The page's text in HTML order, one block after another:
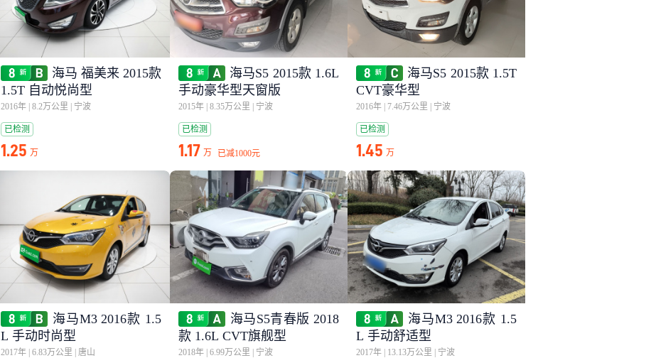
海马 福美来 2015款
1.5T 自动悦尚型
2016年 8.2万公里 宁波
已检测
1.25 万
海马S5 2015款 1.6L
手动豪华型天窗版
2015年 8.35万公里 宁波
已检测
1.17 万 已减1000元
海马S5 2015款 1.5T
CVT豪华型
2016年 7.46万公里 宁波
已检测
1.45 万
海马M3 2016款 1.5
L 手动时尚型
2017年 6.83万公里 唐山
海马S5青春版 2018
款 1.6L CVT旗舰型
2018年 6.99万公里 宁波
海马M3 2016款 1.5
L 手动舒适型
2017年 13.13万公里 宁波